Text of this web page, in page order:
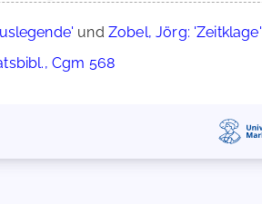
und Zobel, Jörg: 'Zeitklage'
Cgm 568